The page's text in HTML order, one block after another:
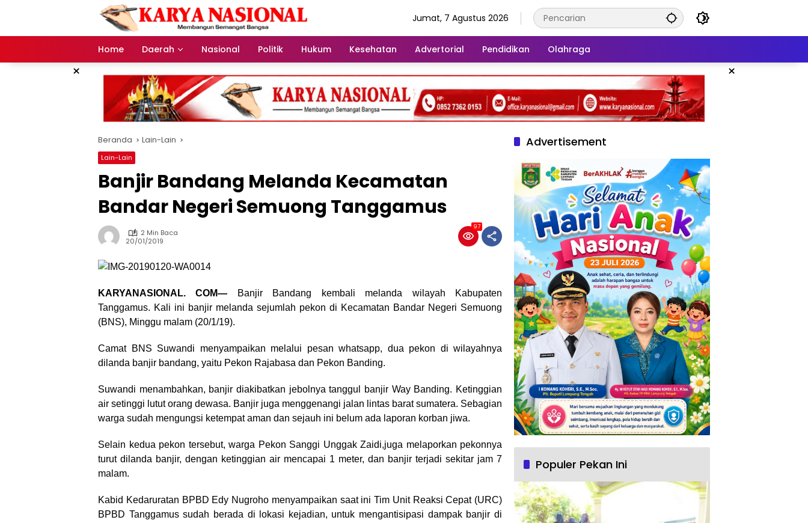
Jumat, 7 Agustus 2026
Home Daerah Nasional Politik Hukum Kesehatan Advertorial Pendidikan Olahraga
× ×
Beranda Lain-Lain
Lain-Lain
Banjir Bandang Melanda Kecamatan
Bandar Negeri Semuong Tanggamus
2 Min Baca
20/01/2019
97
KARYANASIONAL. COM— Banjir Bandang kembali melanda wilayah Kabupaten
Tanggamus. Kali ini banjir melanda sejumlah pekon di Kecamatan Bandar Negeri Semuong
(BNS), Minggu malam (20/1/19).
Camat BNS Suwandi menyampaikan melalui pesan whatsapp, dua pekon di wilayahnya
dilanda banjir bandang, yaitu Pekon Rajabasa dan Pekon Banding.
Suwandi menambahkan, banjir diakibatkan jebolnya tanggul banjir Way Banding. Ketinggian
air setinggi lutut orang dewasa. Banjir juga menggenangi jalan lintas barat sumatera. Sebagian
warga sudah mengungsi ketempat aman dan sejauh ini belum ada laporan korban jiwa.
Selain kedua pekon tersebut, warga Pekon Sanggi Unggak Zaidi,juga melaporkan pekonnya
turut dilanda banjir, dengan ketinggian air mencapai 1 meter, dan banjir terjadi sekitar jam 7
malam.
Kabid Kedaruratan BPBD Edy Nugroho menyampaikan saat ini Tim Unit Reaksi Cepat (URC)
BPBD Tanggamus sudah berada di lokasi kejadian, untuk mengantisipasi dampak banjir di
Advertisement
Populer Pekan Ini